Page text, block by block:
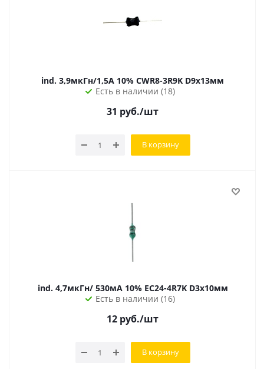
ind. 3,9мкГн/1,5А 10% CWR8-3R9K D9х13мм
Есть в наличии (18)
31 руб./шт
В корзину
ind. 4,7мкГн/ 530мА 10% EC24-4R7K D3х10мм
Есть в наличии (16)
12 руб./шт
В корзину